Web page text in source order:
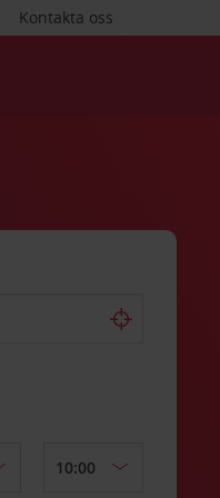
Kontakta oss